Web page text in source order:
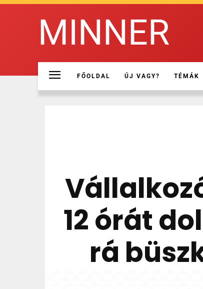
MINNER
FŐOLDAL ÚJ VAGY? TÉMÁK
12 órát
rá